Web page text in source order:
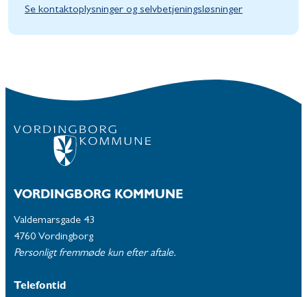
Se kontaktoplysninger og selvbetjeningsløsninger
VORDINGBORG KOMMUNE
Valdemarsgade 43
4760 Vordingborg
Personligt fremmøde kun efter aftale.
Telefontid